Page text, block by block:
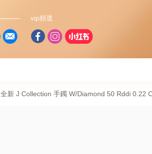
vip頻道
全新 J Collection 手鐲 W/Diamond 50 Rddi 0.22